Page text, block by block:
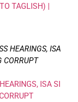
TAGLISH) |
HEARINGS, ISA
CORRUPT
ISA SI